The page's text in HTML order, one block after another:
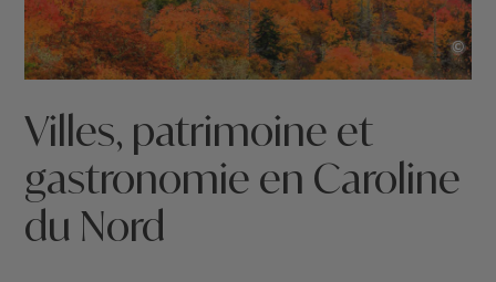
©
Villes, patrimoine et
gastronomie en Caroline
du Nord